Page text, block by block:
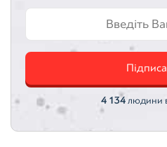
Автотранспортні засоби
Оцінка акцій Оцінка
4 134 людини